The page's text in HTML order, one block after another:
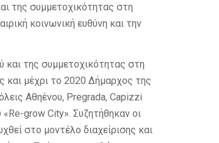
της συμμετοχικότητας στη
κοινωνική ευθύνη και την
και της συμμετοχικότητας στη
και μέχρι το 2020 Δήμαρχος της
Αθηένου, Pregrada, Capizzi
grow City». Συζητήθηκαν οι
στο μοντέλο διαχείρισης και